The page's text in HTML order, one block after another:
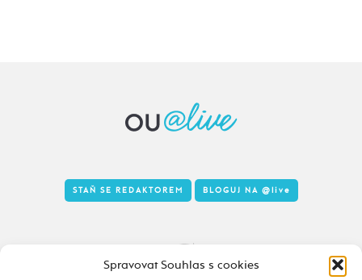
Spravovat Souhlas s cookies
Tady to taky žije
STAŇ SE REDAKTOREM BLOGUJ NA @live